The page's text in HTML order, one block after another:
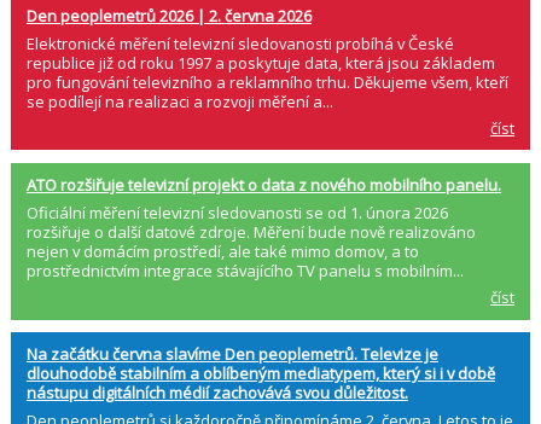
Den peoplemetrů 2026 | 2. června 2026
Elektronické měření televizní sledovanosti probíhá v České
republice již od roku 1997 a poskytuje data, která jsou základem
pro fungování televizního a reklamního trhu. Děkujeme všem, kteří
se podílejí na realizaci a rozvoji měření a...
číst
ATO rozšiřuje televizní projekt o data z nového mobilního panelu.
Oficiální měření televizní sledovanosti se od 1. února 2026
rozšiřuje o další datové zdroje. Měření bude nově realizováno
nejen v domácím prostředí, ale také mimo domov, a to
prostřednictvím integrace stávajícího TV panelu s mobilním...
číst
Na začátku června slavíme Den peoplemetrů. Televize je
dlouhodobě stabilním a oblíbeným mediatypem, který si i v době
nástupu digitálních médií zachovává svou důležitost.